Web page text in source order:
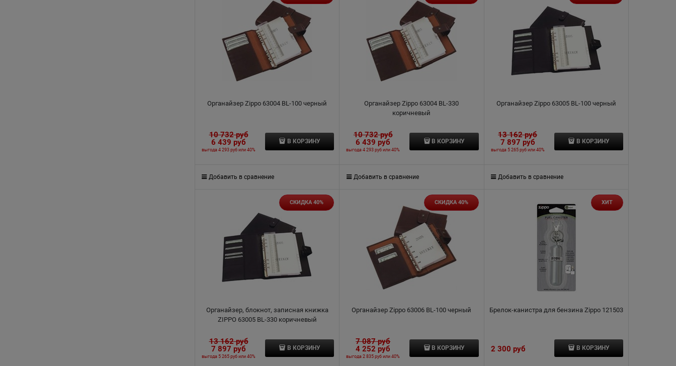
Органайзер Zippo 63004 BL-100 черный
10 732 руб
6 439 руб
выгода4 293 рубили40%
В КОРЗИНУ
Добавить в сравнение
Органайзер Zippo 63004 BL-330
коричневый
10 732 руб
6 439 руб
выгода4 293 рубили40%
В КОРЗИНУ
Добавить в сравнение
Органайзер Zippo 63005 BL-100 черный
13 162 руб
7 897 руб
выгода 5 265 рубили40%
В КОРЗИНУ
Добавить в сравнение
Органайзер, блокнот, записная книжка
ZIPPO 63005 BL-330 коричневый
СКИДКА 40%
13 162 руб
7 897 руб
выгода 5 265 рубили40%
В КОРЗИНУ
Органайзер Zippo 63006 BL-100 черный
СКИДКА 40%
7 087 руб
4 252 руб
выгода2 835 рубили40%
В КОРЗИНУ
Брелок-канистра для бензина Zippo 121503
ХИТ
2 300 руб В КОРЗИНУ